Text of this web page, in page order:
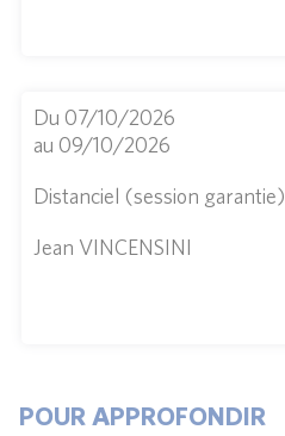
Du 07/10/2026
au 09/10/2026
Distanciel (session garantie)
Jean VINCENSINI
POUR APPROFONDIR